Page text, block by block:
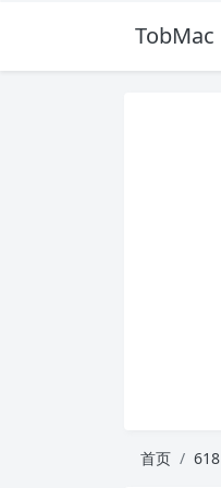
TobMac
首页 618